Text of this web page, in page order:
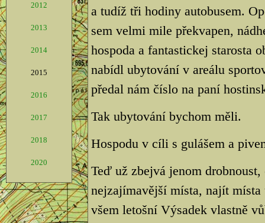
2012
2013
2014
2015
2016
2017
2018
2020
a tudíž tři hodiny autobusem.
sem velmi mile překvapen,
hospoda a fantastickej starosta
nabídl ubytování v areálu
předal nám číslo na paní
Tak ubytování bychom měli.
Hospodu v cíli s gulášem a
Teď už zbejvá jenom
nejzajímavější místa, najít
všem letošní Výsadek vlastně